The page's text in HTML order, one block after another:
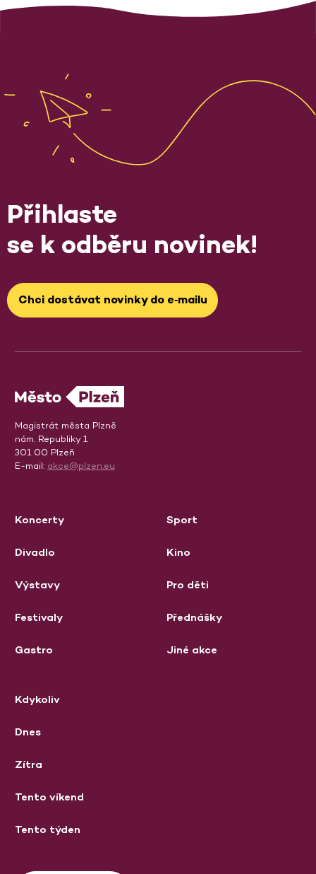
Přihlaste
se k odběru novinek!
Chci dostávat novinky do e‑mailu
Magistrát města Plzně
nám. Republiky 1
301 00 Plzeň
E-mail: akce@plzen.eu
Koncerty
Divadlo
Výstavy
Festivaly
Gastro
Sport
Kino
Pro děti
Přednášky
Jiné akce
Kdykoliv
Dnes
Zítra
Tento víkend
Tento týden